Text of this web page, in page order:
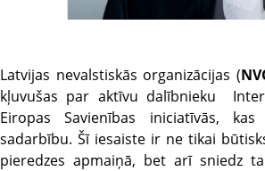
Latvijas nevalstiskās organizācijas (
kļuvušas par aktīvu dalībnieku
Eiropas Savienības iniciatīvās,
sadarbību. Šī iesaiste ir ne tikai
pieredzes apmaiņā, bet arī sniedz